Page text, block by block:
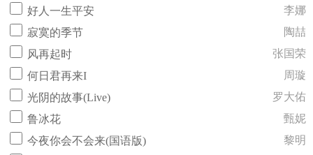
好人一生平安
李娜
寂寞的季节
陶喆
风再起时
张国荣
何日君再来I
周璇
光阴的故事(Live)
罗大佑
鲁冰花
甄妮
今夜你会不会来(国语版)
黎明